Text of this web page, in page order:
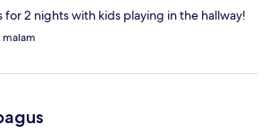
for 2 nights with kids playing in the hallway!
malam